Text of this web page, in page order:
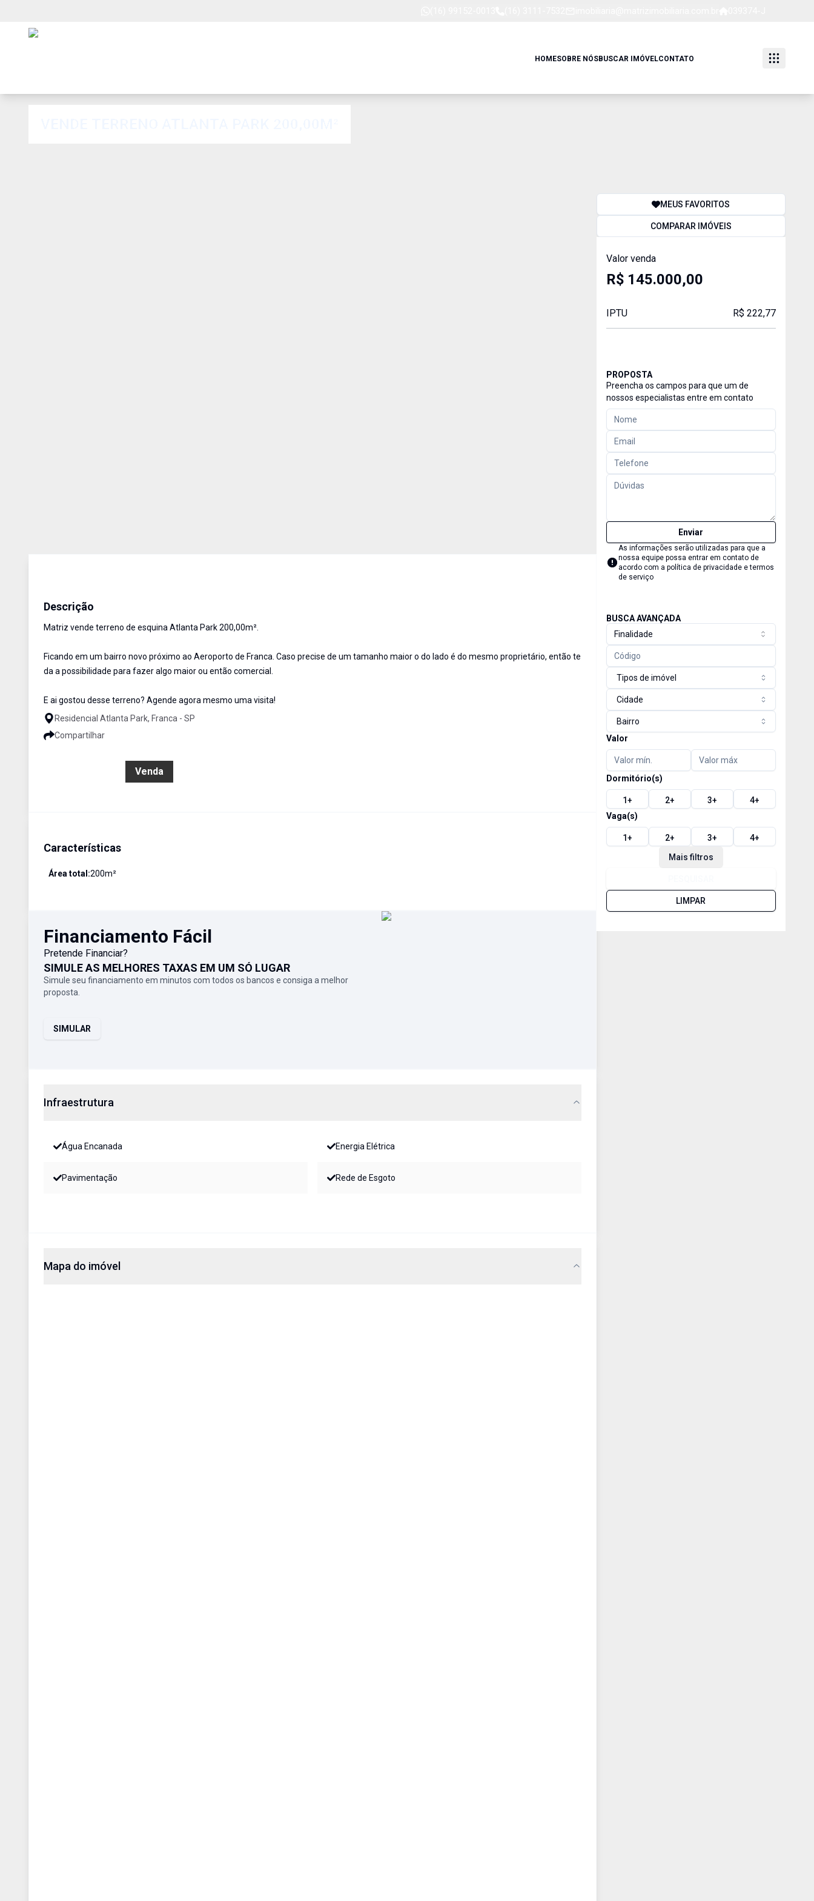
HOMESOBRE NÓSBUSCAR IMÓVELCONTATO
Descrição
Matriz vende terreno de esquina Atlanta Park 200,00m².
Ficando em um bairro novo próximo ao Aeroporto de Franca. Caso precise de um tamanho maior o do lado é do mesmo proprietário, então te
da a possibilidade para fazer algo maior ou então comercial.
E ai gostou desse terreno? Agende agora mesmo uma visita!
Residencial Atlanta Park, Franca - SP
Compartilhar
Venda
Características
Área total:200m²
Financiamento Fácil
Pretende Financiar?
SIMULE AS MELHORES TAXAS EM UM SÓ LUGAR
Simule seu financiamento em minutos com todos os bancos e consiga a melhor
proposta.
SIMULAR
Infraestrutura
Água Encanada Energia Elétrica
Pavimentação Rede de Esgoto
Mapa do imóvel
MEUS FAVORITOS
COMPARAR IMÓVEIS
Valor venda
R$ 145.000,00
IPTU R$ 222,77
PROPOSTA
Preencha os campos para que um de
nossos especialistas entre em contato
Enviar
As informações serão utilizadas para que a
nossa equipe possa entrar em contato de
acordo com a política de privacidade e termos
de serviço
BUSCA AVANÇADA
Finalidade
Tipos de imóvel
Cidade
Bairro
Valor
Dormitório(s)
1+ 2+ 3+ 4+
Vaga(s)
1+ 2+ 3+ 4+
Mais filtros
LIMPAR